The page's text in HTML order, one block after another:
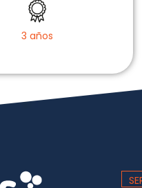
3 años